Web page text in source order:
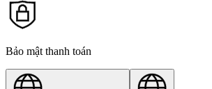
Bảo mật thanh toán